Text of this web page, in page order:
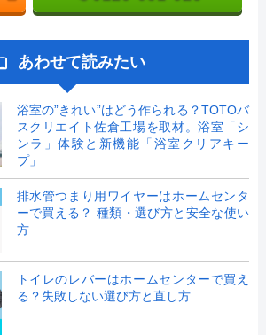
あわせて読みたい
浴室の”きれい”はどう作られる？TOTOバ
スクリエイト佐倉工場を取材。浴室「シ
ンラ」体験と新機能「浴室クリアキー
プ」
排水管つまり用ワイヤーはホームセンタ
ーで買える？ 種類・選び方と安全な使い
方
トイレのレバーはホームセンターで買え
る？失敗しない選び方と直し方